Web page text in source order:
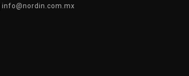
info@nordin.com.mx